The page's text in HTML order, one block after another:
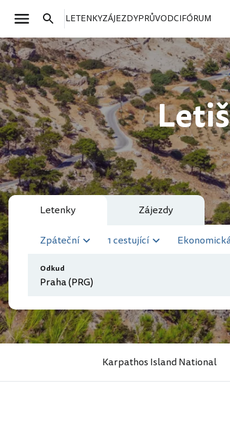
LETENKYZÁJEZDYPRŮVODCIFÓRUM
Letenky Zájezdy
Zpáteční 1 cestující
Odkud
Karpathos Island National